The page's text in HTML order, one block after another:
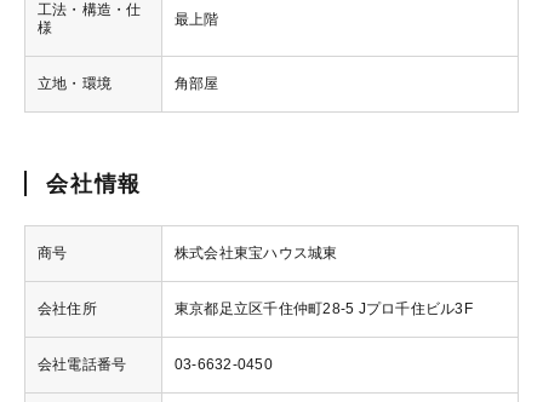
工法・構造・仕
様
最上階
立地・環境 角部屋
会社情報
商号 株式会社東宝ハウス城東
会社住所 東京都足立区千住仲町28-5 Jプロ千住ビル3F
会社電話番号 03-6632-0450